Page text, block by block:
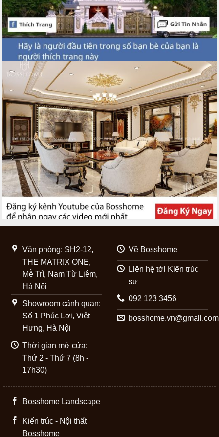
Văn phòng: SH2-12,
THE MATRIX ONE,
Mễ Trì, Nam Từ Liêm,
Hà Nội
Showroom cảnh quan:
Số 1 Phúc Lợi, Việt
Hưng, Hà Nội
Thời gian mở cửa:
Thứ 2 - Thứ 7 (8h -
17h30)
Về Bosshome
Liên hệ tới Kiến trúc
sư
092 123 3456
bosshome.vn@gmail.com
Bosshome Landscape
Kiến trúc - Nội thất
Bosshome